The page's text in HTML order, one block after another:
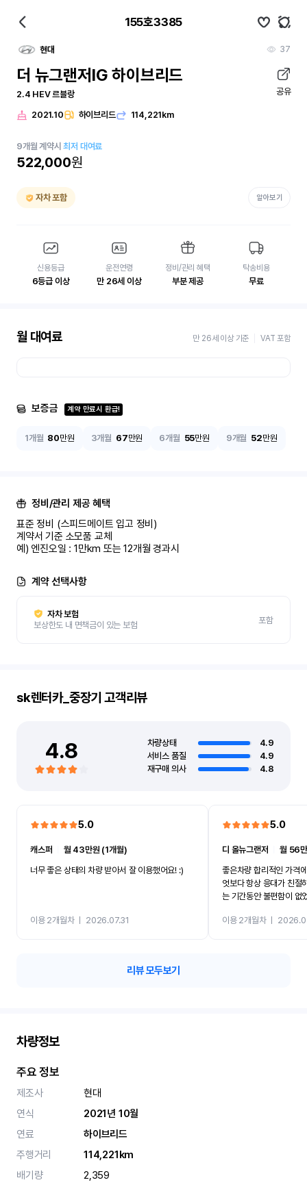
155호3385
현대 37
더 뉴그랜저IG 하이브리드
2.4 HEV 르블랑 공유
2021.10 하이브리드 114,221km
9개월 계약시최저 대여료
522,000원
자차 포함 알아보기
신용등급
6등급 이상
운전연령
만 26세 이상
정비/관리 혜택
부분 제공
탁송비용
무료
월 대여료 만 26세 이상 기준 VAT 포함
보증금 계약 만료시 환급!
1개월 80만원 3개월 67만원 6개월 55만원 9개월 52만원
정비/관리 제공 혜택
표준 정비 (스피드메이트 입고 정비)
계약서 기준 소모품 교체
예) 엔진오일 : 1만km 또는 12개월 경과시
계약 선택사항
자차 보험
보상한도 내 면책금이 있는 보험
포함
sk렌터카_중장기 고객리뷰
4.8 차량상태
4.9
서비스 품질
4.9
재구매 의사
4.8
5.0
캐스퍼
월 43만원 (1개월)
너무 좋은 상태의 차량 받아서 잘 이용했어요! :)
이용 2개월차ㅣ 2026.07.31
5.0
디 올뉴그랜저 ㅣ월 56
좋은차량 합리적인 가격
엇보다 항상 응대가 친절
는 기간동안 불편함이 없
카 렌트 고민없이 강추합
이용 2개월차ㅣ
리뷰 모두보기
차량정보
주요 정보
제조사
현대
연식
2021년 10월
연료
하이브리드
주행거리
114,221km
배기량
2,359